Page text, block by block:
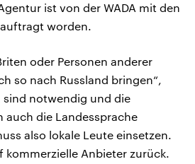
ist von der WADA mit den
worden.
oder Personen anderer
so nach Russland bringen“,
sind notwendig und die
auch die Landessprache
also lokale Leute einsetzen.
kommerzielle Anbieter zurück.